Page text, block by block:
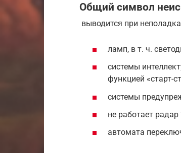
Общий символ
выводится при
ламп, в т. ч.
системы
функцией «старт-
системы
не работает
автомата